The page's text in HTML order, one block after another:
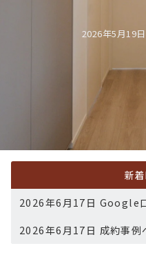
2026年5月19日
新
2026年6月17日 Google
2026年6月17日 成約事例